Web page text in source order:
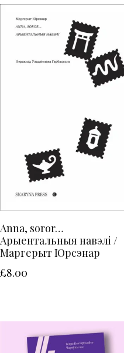
Anna, soror…
Арыентальныя навэлі /
Маргерыт Юрсэнар
£8.00